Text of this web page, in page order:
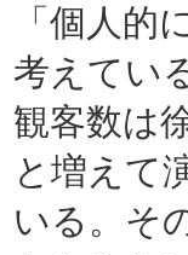
「個人的
考えてい
観客数は
と増えて
いる。そ